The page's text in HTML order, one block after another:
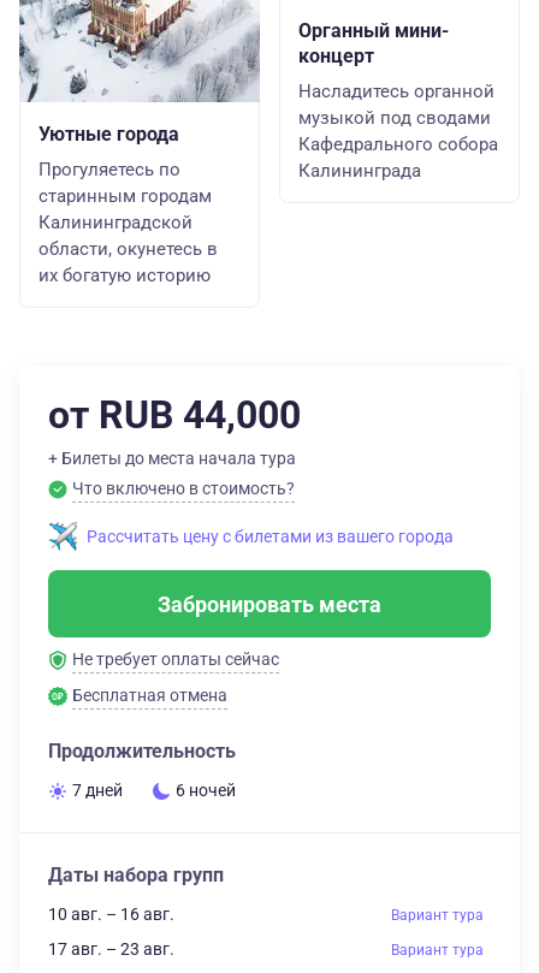
Уютные города
Прогуляетесь по
старинным городам
Калининградской
области, окунетесь в
их богатую историю
Органный мини-
концерт
Насладитесь органной
музыкой под сводами
Кафедрального собора
Калининграда
от RUB 44,000
+ Билеты до места начала тура
Что включено в стоимость?
Рассчитать цену с билетами из вашего города
Забронировать места
Не требует оплаты сейчас
Бесплатная отмена
Продолжительность
7 дней 6 ночей
Даты набора групп
10 авг. – 16 авг. Вариант тура
17 авг. – 23 авг. Вариант тура